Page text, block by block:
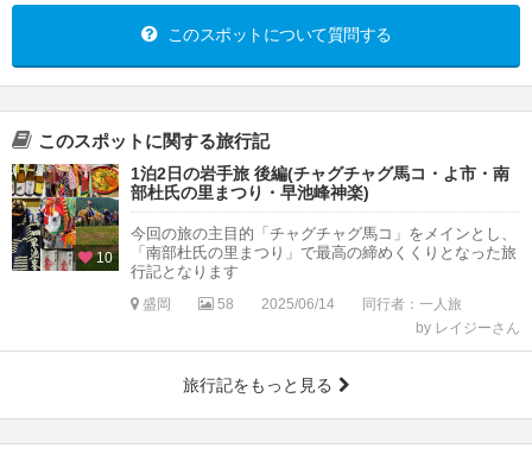
このスポットについて質問する
このスポットに関する旅行記
10
1泊2日の岩手旅 後編(チャグチャグ馬コ・よ市・南
部杜氏の里まつり・早池峰神楽)
今回の旅の主目的「チャグチャグ馬コ」をメインとし、
「南部杜氏の里まつり」で最高の締めくくりとなった旅
行記となります
盛岡 58 2025/06/14
同行者：一人旅
by レイジーさん
旅行記をもっと見る